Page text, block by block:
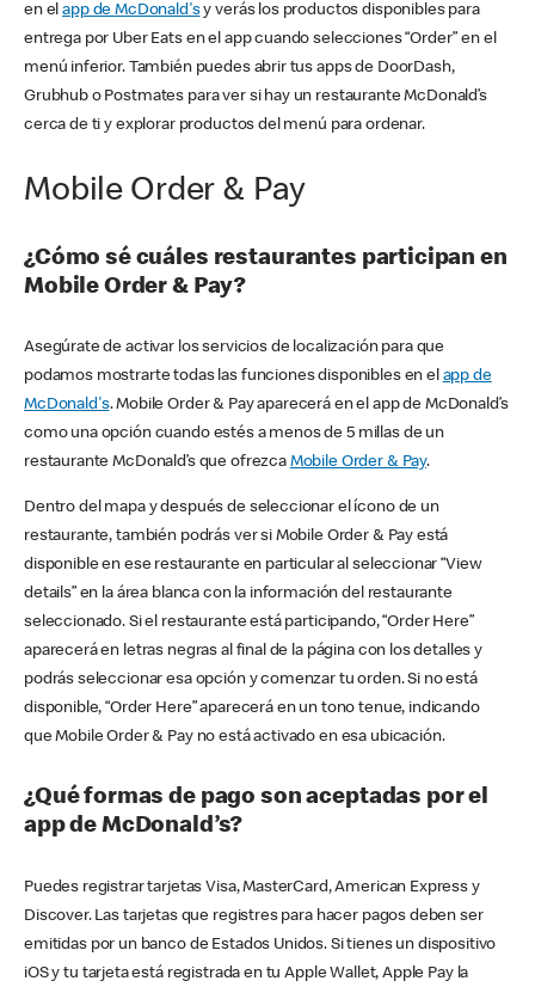
en elapp de McDonald'sy verás los productos disponibles para
entrega por Uber Eats en el app cuando selecciones “Order” en el
menú inferior. También puedes abrir tus apps de DoorDash,
Grubhub o Postmates para ver si hay un restaurante McDonald’s
cerca de ti y explorar productos del menú para ordenar.
Mobile Order & Pay
¿Cómo sé cuáles restaurantes participan en
Mobile Order & Pay?
Asegúrate de activar los servicios de localización para que
podamos mostrarte todas las funciones disponibles en el app de
McDonald's. Mobile Order & Pay aparecerá en el app de McDonald’s
como una opción cuando estés a menos de 5 millas de un
restaurante McDonald’s que ofrezca Mobile Order & Pay.
Dentro del mapa y después de seleccionar el ícono de un
restaurante, también podrás ver si Mobile Order & Pay está
disponible en ese restaurante en particular al seleccionar “View
details” en la área blanca con la información del restaurante
seleccionado. Si el restaurante está participando, “Order Here”
aparecerá en letras negras al final de la página con los detalles y
podrás seleccionar esa opción y comenzar tu orden. Si no está
disponible, “Order Here” aparecerá en un tono tenue, indicando
que Mobile Order & Pay no está activado en esa ubicación.
¿Qué formas de pago son aceptadas por el
app de McDonald’s?
Puedes registrar tarjetas Visa, MasterCard, American Express y
Discover. Las tarjetas que registres para hacer pagos deben ser
emitidas por un banco de Estados Unidos. Si tienes un dispositivo
iOS y tu tarjeta está registrada en tu Apple Wallet, Apple Pay la